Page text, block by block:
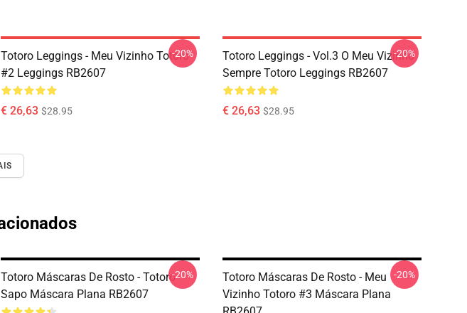
Totoro Leggings - Meu Vizinho Totoro
#2 Leggings RB2607
€ 26,63 $28.95
-20%
Totoro Leggings - Vol.3 O Meu Vizinho
Sempre Totoro Leggings RB2607
€ 26,63 $28.95
-20%
Totoro Máscaras De Rosto - Totoro
Sapo Máscara Plana RB2607
-20%
Totoro Máscaras De Rosto - Meu
Vizinho Totoro #3 Máscara Plana
-20%